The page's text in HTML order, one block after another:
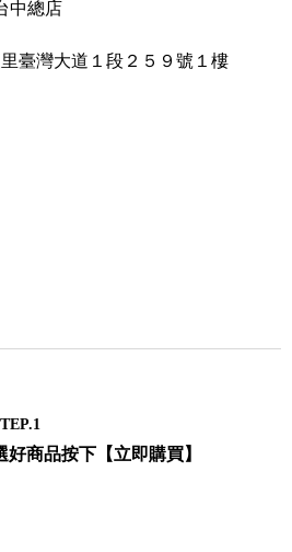
中總店
臺灣大道１段２５９號１樓
好商品按下【立即購買】